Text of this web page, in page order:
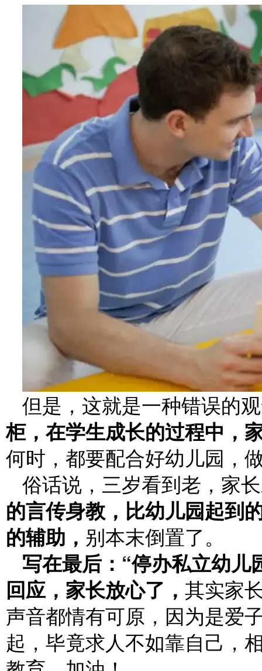
但是，这就是一种错误的
柜，在学生成长的过程中，
何时，都要配合好幼儿园，
俗话说，三岁看到老，家
的言传身教，比幼儿园起到
的辅助， 别本末倒置了。
写在最后：“停办私立幼
回应，家长放心了， 其实家
声音都情有可原，因为是爱
起，毕竟求人不如靠自己，